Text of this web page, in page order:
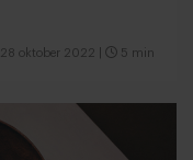
28 oktober 2022 5 min